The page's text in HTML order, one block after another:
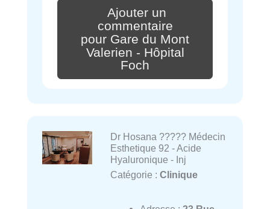
Ajouter un
commentaire
pour Gare du Mont
Valerien - Hôpital
Foch
Dr Hosana ????? Médecin
Esthetique 92 - Acide
Hyaluronique - Inj
Catégorie : Clinique